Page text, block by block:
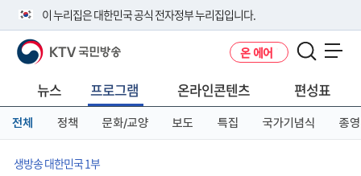
이 누리집은 대한민국 공식 전자정부 누리집입니다.
공식 누리집 주소 확인하기
니다.
이밖에 or.kr 또는 .kr등 다른 도메인 주소를 사용하고 있다면 아래 URL에
서 도메인 주소를 확인해 보세요
KTV 국민방송 온 에어
뉴스 프로그램 온라인콘텐츠 편성표
전체 정책 문화/교양 보도 특집 국가기념식 종영
생방송 대한민국 1부